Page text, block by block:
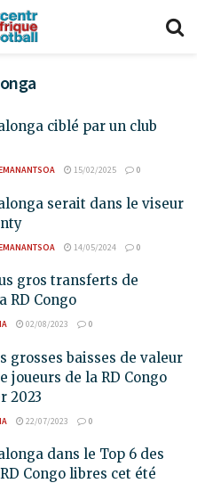
ciblé par un club
15/02/2025 0
serait dans le viseur
14/05/2024 0
gros transferts de
RD Congo
02/08/2023 0
grosses baisses de valeur
joueurs de la RD Congo
2023
22/07/2023 0
dans le Top 6 des
Congo libres cet été